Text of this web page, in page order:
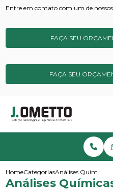
Entre em contato com um de nossos
FAÇA SEU
FAÇA SEU
HomeCategoriasAnálises Químicas
Análises